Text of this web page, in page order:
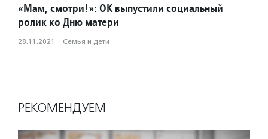
«Мам, смотри!»: ОК выпустили социальный
ролик ко Дню матери
28.11.2021 · Семья и дети
РЕКОМЕНДУЕМ